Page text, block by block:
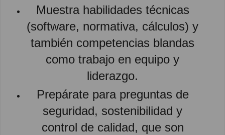
Muestra habilidades técnicas
(software, normativa, cálculos) y
también competencias blandas
como trabajo en equipo y
liderazgo.
Prepárate para preguntas de
seguridad, sostenibilidad y
control de calidad, que son